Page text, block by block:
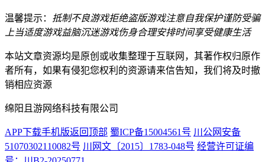
温馨提示： 抵制不良游戏拒绝盗版游戏注意自我保护谨防受骗
上当适度游戏益脑沉迷游戏伤身合理安排时间享受健康生活
本站文章资源均是原创或收集整理于互联网，其著作权归原作
者所有，如果有侵犯您权利的资源请来信告知，我们将及时撤
销相应资源
绵阳且游网络科技有限公司
APP下载手机版返回顶部 蜀ICP备15004561号 川公网安备
51070302110082号 川网文〔2015〕1783-048号 经营许可证编